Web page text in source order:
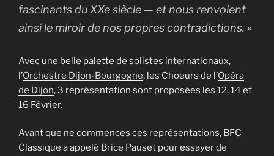
fascinants du XXe siècle — et nous renvoient
ainsi le miroir de nos propres contradictions. »
Avec une belle palette de solistes internationaux,
l’Orchestre Dijon-Bourgogne, les Choeurs de l’Opéra
de Dijon, 3 représentation sont proposées les 12, 14 et
16 Février.
Avant que ne commences ces représentations, BFC
Classique a appelé Brice Pauset pour essayer de